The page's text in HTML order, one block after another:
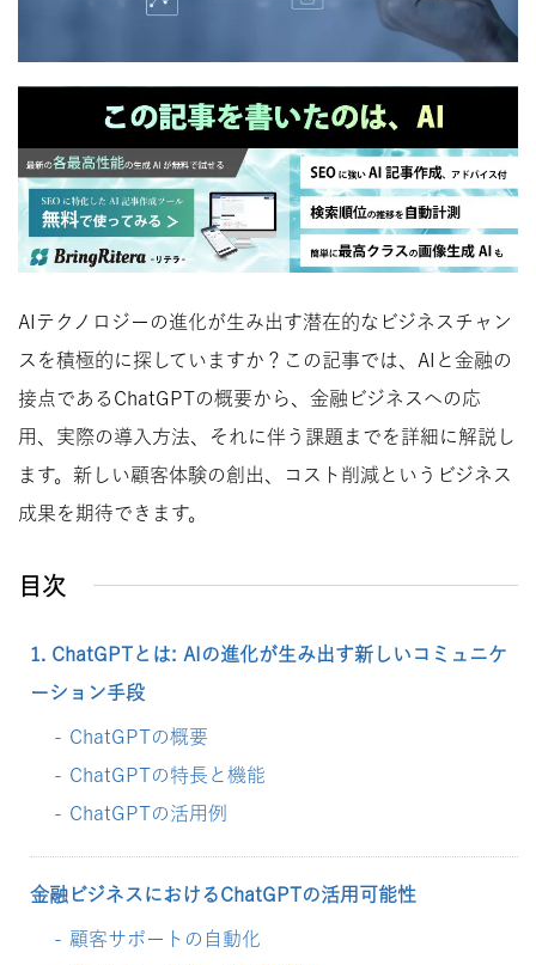
AIテクノロジーの進化が生み出す潜在的なビジネスチャン
スを積極的に探していますか？この記事では、AIと金融の
接点であるChatGPTの概要から、金融ビジネスへの応
用、実際の導入方法、それに伴う課題までを詳細に解説し
ます。新しい顧客体験の創出、コスト削減というビジネス
成果を期待できます。
目次
1. ChatGPTとは: AIの進化が生み出す新しいコミュニケ
ーション手段
ChatGPTの概要
ChatGPTの特長と機能
ChatGPTの活用例
金融ビジネスにおけるChatGPTの活用可能性
顧客サポートの自動化